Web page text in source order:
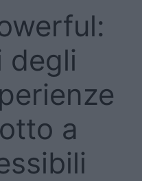
degli
a